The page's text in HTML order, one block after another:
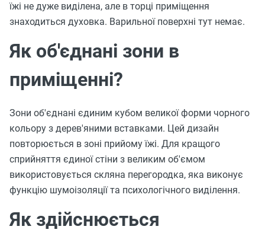
їжі не дуже виділена, але в торці приміщення
знаходиться духовка. Варильної поверхні тут немає.
Як об'єднані зони в
приміщенні?
Зони об'єднані єдиним кубом великої форми чорного
кольору з дерев'яними вставками. Цей дизайн
повторюється в зоні прийому їжі. Для кращого
сприйняття єдиної стіни з великим об'ємом
використовується скляна перегородка, яка виконує
функцію шумоізоляції та психологічного виділення.
Як здійснюється